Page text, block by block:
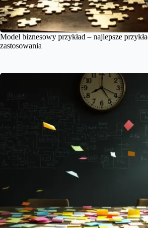
Model biznesowy przykład – najlepsze
zastosowania